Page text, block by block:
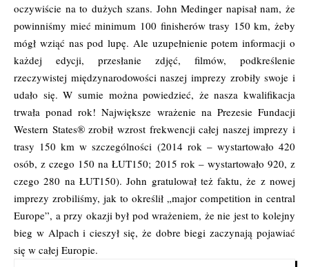
oczywiście na to dużych szans. John Medinger napisał nam, że
powinniśmy mieć minimum 100 finisherów trasy 150 km, żeby
mógł wziąć nas pod lupę. Ale uzupełnienie potem informacji o
każdej edycji, przesłanie zdjęć, filmów, podkreślenie
rzeczywistej międzynarodowości naszej imprezy zrobiły swoje i
udało się. W sumie można powiedzieć, że nasza kwalifikacja
trwała ponad rok! Największe wrażenie na Prezesie Fundacji
Western States® zrobił wzrost frekwencji całej naszej imprezy i
trasy 150 km w szczególności (2014 rok – wystartowało 420
osób, z czego 150 na ŁUT150; 2015 rok – wystartowało 920, z
czego 280 na ŁUT150). John gratulował też faktu, że z nowej
imprezy zrobiliśmy, jak to określił „major competition in central
Europe”, a przy okazji był pod wrażeniem, że nie jest to kolejny
bieg w Alpach i cieszył się, że dobre biegi zaczynają pojawiać
się w całej Europie.